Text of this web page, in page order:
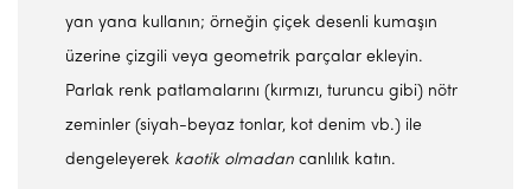
yan yana kullanın; örneğin çiçek desenli kumaşın
üzerine çizgili veya geometrik parçalar ekleyin.
Parlak renk patlamalarını (kırmızı, turuncu gibi) nötr
zeminler (siyah-beyaz tonlar, kot denim vb.) ile
dengeleyerek kaotik olmadan canlılık katın.